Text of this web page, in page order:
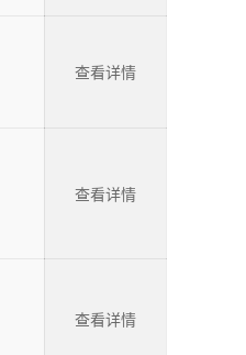
查看详情
查看详情
查看详情